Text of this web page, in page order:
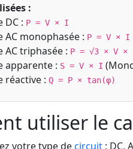
:
DC : P = V × I
AC monophasée : P = V × I
AC triphasée : P = √3 × V
apparente : S = V × I
réactive : Q = P × tan(φ)
utiliser le
votre type decircuit : DC,